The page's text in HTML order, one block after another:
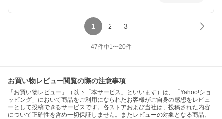
1 2 3
47件中1〜20件
お買い物レビュー閲覧の際の注意事項
「お買い物レビュー」（以下「本サービス」といいます）は、「Yahoo!ショ
ッピング」において商品をご利用になられたお客様がご自身の感想をレビュ
ーとして投稿できるサービスです。各ストアおよび当社は、投稿された内容
について正確性を含め一切保証しません。またレビューの対象となる商品、